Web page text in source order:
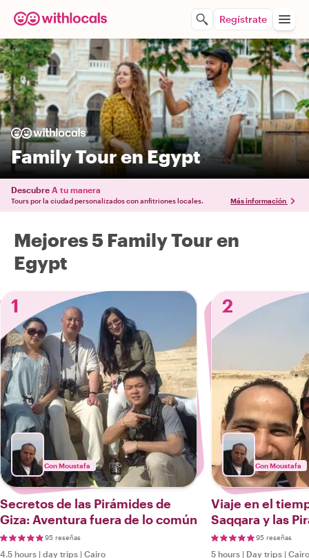
Regístrate
Family Tour en Egypt
Descubre A tu manera
Tours por la ciudad personalizados con anfitriones locales. Más información
Mejores 5 Family Tour en
Egypt
1
Con Moustafa
Secretos de las Pirámides de
Giza: Aventura fuera de lo común
95 reseñas
4.5 hours | day trips | Cairo
2
Con Moustafa
Viaje en el
Saqqara y las
95 reseñas
5 hours | Day trips | Cairo